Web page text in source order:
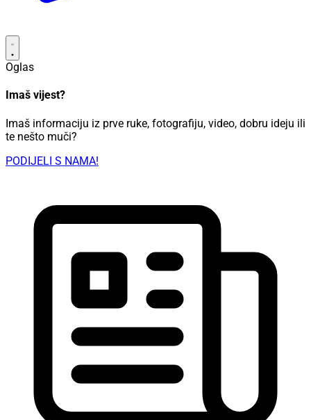
Oglas
Imaš vijest?
Imaš informaciju iz prve ruke, fotografiju, video, dobru ideju ili
te nešto muči?
PODIJELI S NAMA!